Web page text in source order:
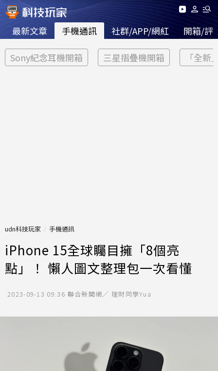
最新文章 手機通訊 社群/APP/網紅 開箱/評
Sony紀念耳機開箱 三星摺疊機開箱 「全新
udn科技玩家 手機通訊
iPhone 15全球矚目擁「8個亮
點」！ 懶人圖文整理包一次看懂
2023-09-13 09:36 聯合新聞網／ 理財同學Yua